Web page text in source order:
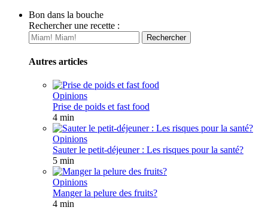
Bon dans la bouche
Rechercher une recette :
Autres articles
Opinions
Prise de poids et fast food
4 min
Opinions
Sauter le petit-déjeuner : Les risques pour la santé?
5 min
Opinions
Manger la pelure des fruits?
4 min